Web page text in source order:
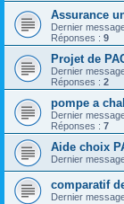
Assurance
Dernier
Réponses : 9
Projet de
Dernier
Réponses : 2
pompe a
Dernier
Réponses : 7
Aide choix
Dernier
comparatif
Dernier